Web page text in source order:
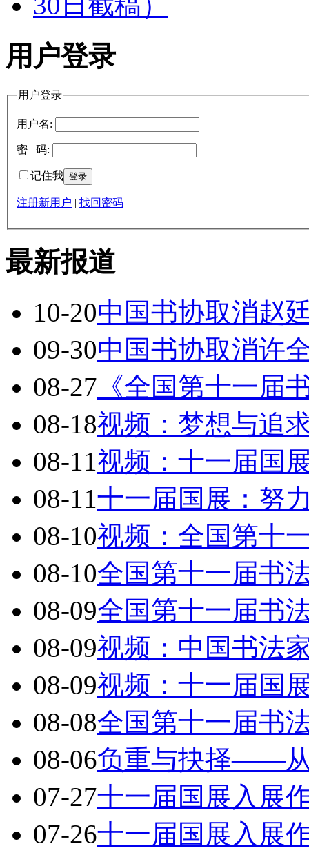
用户登录
用户登录
用户名:
密 码:
记住我
注册新用户 找回密码
最新报道
10-20中国书协取消赵
09-30中国书协取消许
08-27 《全国第十一届
08-18视频：梦想与
08-11视频：十一届国
08-11十一届国展：努
08-10视频：全国第十
08-10全国第十一届书
08-09全国第十一届书
08-09视频：中国书法
08-09视频：十一届国
08-08全国第十一届书
08-06负重与抉择——
07-27十一届国展入
07-26十一届国展入